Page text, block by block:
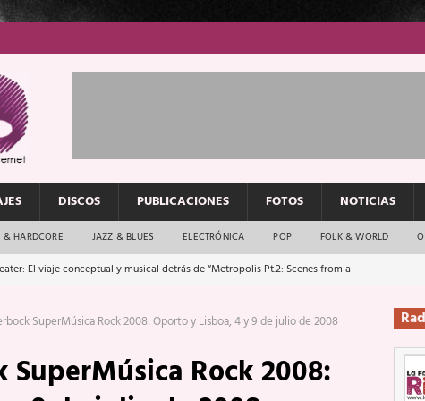
DISCOS PUBLICACIONES FOTOS NOTICIAS
& HARDCORE JAZZ & BLUES ELECTRÓNICA POP FOLK & WORLD
El viaje conceptual y musical detrás de “Metropolis Pt.2: Scenes from a
Todo: El rock urbano sigue en buenas manos
ENTREVISTAS
los que van a escucharte te saludan
ENTREVISTAS
Música y arte que forjaron un mito
SuperMúsica Rock 2008: Oporto y Lisboa, 4 y 9 de julio de 2008
Rock 2008: